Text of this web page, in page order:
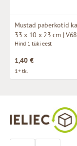
33 x 10 x 23 cm | V68
Hind 1 tüki eest
1,40 €
1+ tk.